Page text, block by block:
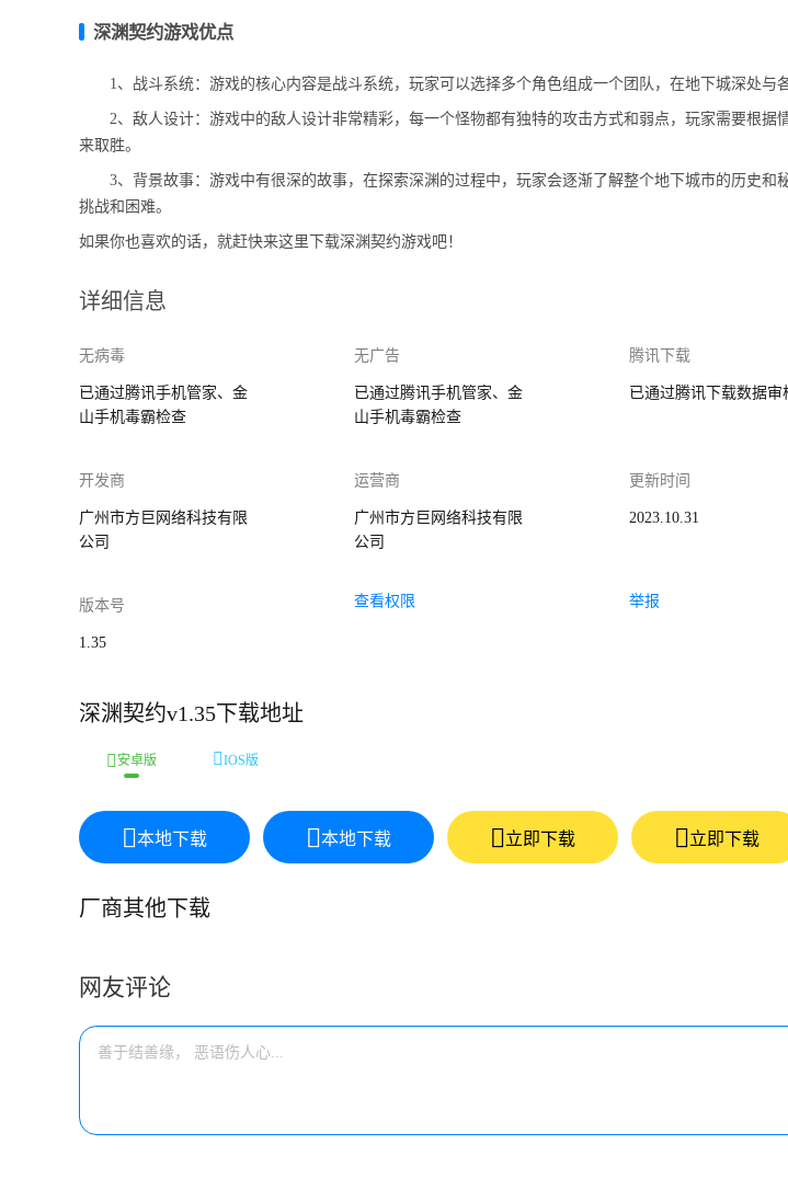
深渊契约游戏优点
1、战斗系统：游戏的核心内容是战斗系统，玩家可以选择多个角色组成一个团队，在地下城深处与各
2、敌人设计：游戏中的敌人设计非常精彩，每一个怪物都有独特的攻击方式和弱点，玩家需要根据
来取胜。
3、背景故事：游戏中有很深的故事，在探索深渊的过程中，玩家会逐渐了解整个地下城市的历史和
挑战和困难。
如果你也喜欢的话，就赶快来这里下载深渊契约游戏吧！
详细信息
无病毒
已通过腾讯手机管家、金
山手机毒霸检查
无广告
已通过腾讯手机管家、金
山手机毒霸检查
腾讯下载
已通过腾讯下载数据审
开发商
广州市方巨网络科技有限
公司
运营商
广州市方巨网络科技有限
公司
更新时间
2023.10.31
版本号
1.35
查看权限 举报
深渊契约v1.35下载地址
安卓版 IOS版
本地下载 本地下载 立即下载 立即下载
厂商其他下载
网友评论